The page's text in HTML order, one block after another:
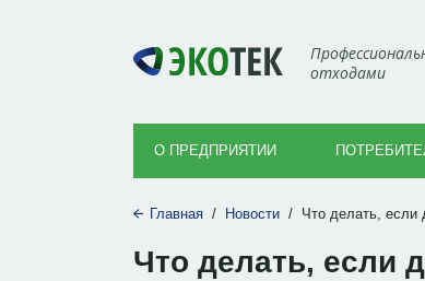
отходами
О ПРЕДПРИЯТИИ
Главная / Новости / Что делать, если
Что делать, если